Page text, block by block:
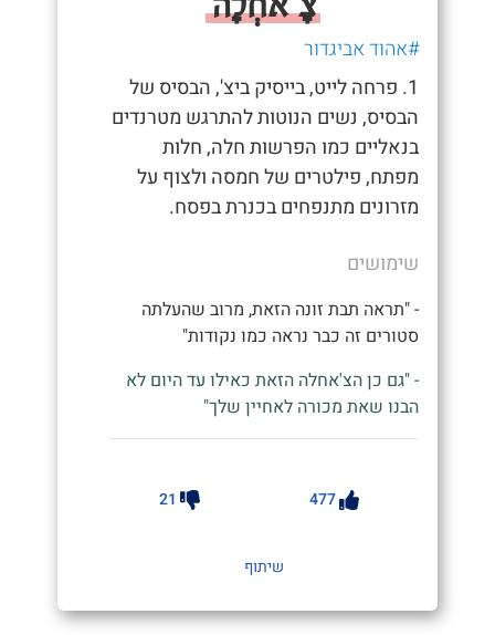
#אהוד אביגדור
1. פרחה לייט, בייסיק ביצ', הבסיס של
הבסיס, נשים הנוטות להתרגש מטרנדים
בנאליים כמו הפרשות חלה, חלות
מפתח, פילטרים של חמסה ולצוף על
מזרונים מתנפחים בכנרת בפסח.
שימושים
- "תראה תבת זונה הזאת, מרוב שהעלתה
סטורים זה כבר נראה כמו נקודות"
- "גם כן הצ'אחלה הזאת כאילו עד היום לא
הבנו שאת מכורה לאחיין שלך"
477
21
שיתוף